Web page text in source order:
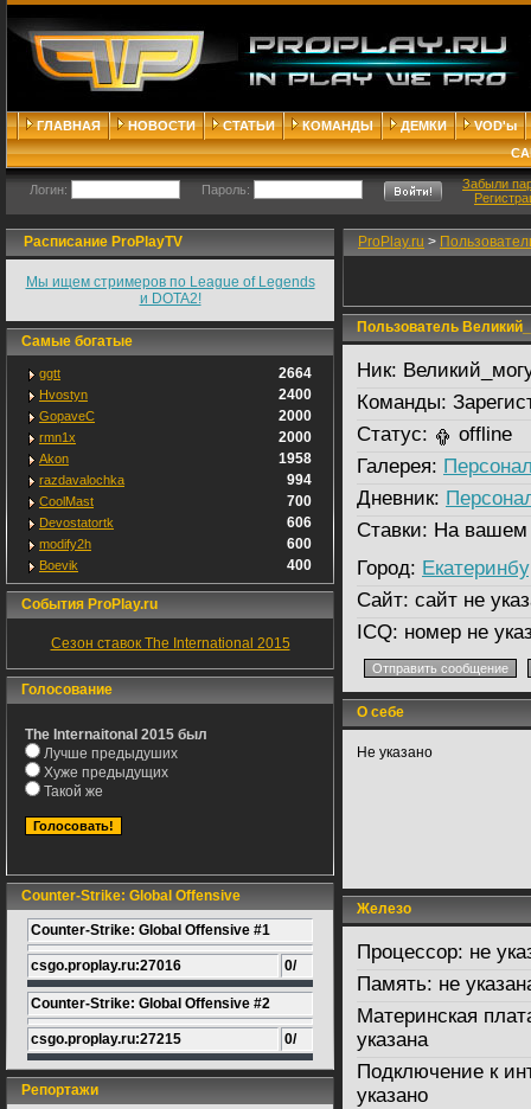
ГЛАВНАЯ НОВОСТИ СТАТЬИ КОМАНДЫ ДЕМКИ
VOD'ы
Логин: Пароль:
Забыли
Расписание ProPlayTV
Мы ищем стримеров по League of Legends
и DOTA2!
Самые богатые
ggtt 2664
Hvostyn 2400
GopaveC 2000
rmn1x 2000
Akon 1958
razdavalochka 994
CoolMast 700
Devostatortk 606
modify2h 600
Boevik 400
События ProPlay.ru
Сезон ставок The International 2015
Голосование
The Internaitonal 2015 был
Лучше предыдуших
Хуже предыдущих
Такой же
Counter-Strike: Global Offensive
Counter-Strike: Global Offensive #1
csgo.proplay.ru:27016 0/
Counter-Strike: Global Offensive #2
csgo.proplay.ru:27215 0/
Репортажи
ProPlay.ru >
Пользователь
Ник:
Команды:
Статус:
offline
Галерея:
Дневник:
Ставки: На вашем
Город:
Сайт: сайт не
ICQ: номер не
О себе
Не указано
Железо
Процессор: не
Память: не
Материнская
указана
Подключение к
указано